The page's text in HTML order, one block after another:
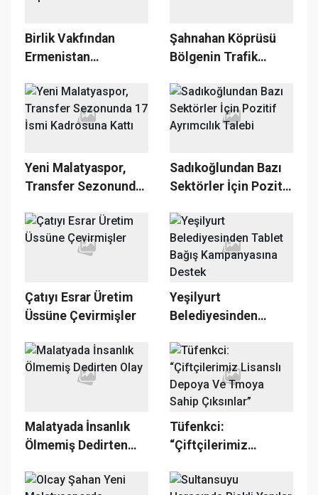
Birlik Vakfından
Ermenistan
Şahnahan Köprüsü
Bölgenin Trafik
Yeni Malatyaspor,
Transfer Sezonunda
Kattı
Sadıkoğlundan Bazı
Sektörler İçin Pozitif
Çatıyı Esrar Üretim
Üssüne Çevirmişler
Yeşilyurt
Belediyesinden
Kampanyasına
Destek
Malatyada İnsanlık
Ölmemiş Dedirten
Tüfenkci:
“Çiftçilerimiz
Tmoya Sahip